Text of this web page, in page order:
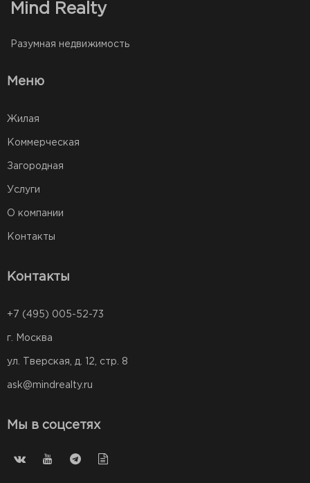
Mind Realty
Разумная недвижимость
Меню
Жилая
Коммерческая
Загородная
Услуги
О компании
Контакты
Контакты
+7 (495) 005-52-73
г. Москва
ул. Тверская, д. 12, стр. 8
ask@mindrealty.ru
Мы в соцсетях